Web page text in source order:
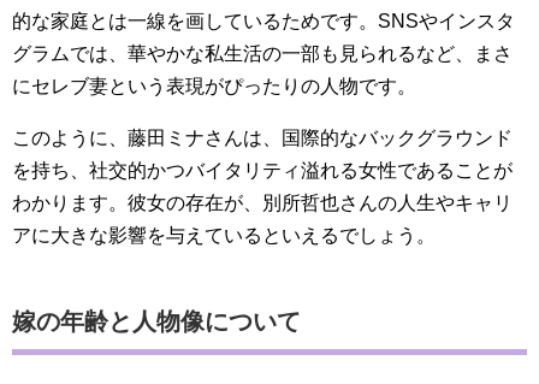
的な家庭とは一線を画しているためです。SNSやインスタ
グラムでは、華やかな私生活の一部も見られるなど、まさ
にセレブ妻という表現がぴったりの人物です。
このように、藤田ミナさんは、国際的なバックグラウンド
を持ち、社交的かつバイタリティ溢れる女性であることが
わかります。彼女の存在が、別所哲也さんの人生やキャリ
アに大きな影響を与えているといえるでしょう。
嫁の年齢と人物像について